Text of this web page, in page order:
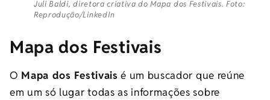
Juli Baldi, diretora criativa do Mapa dos Festivais. Foto:
Reprodução/LinkedIn
Mapa dos Festivais
O Mapa dos Festivais é um buscador que reúne
em um só lugar todas as informações sobre